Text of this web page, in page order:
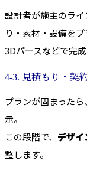
設計者が施主のラ
り・素材・設備をプ
3Dパースなどで完
4-3. 見積もり・契
プランが固まった
示。
この段階で、 デザイ
整します。